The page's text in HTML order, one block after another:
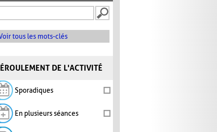
tous les mots-clés
DE L'ACTIVITÉ
Sporadiques
En plusieurs séances